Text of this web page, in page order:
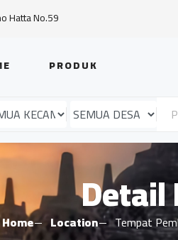
Hatta No.59
PRODUK
Detail
Home Location Tempat